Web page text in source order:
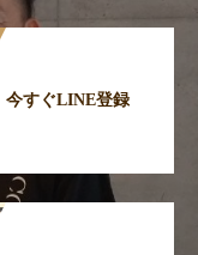
今すぐLINE登録